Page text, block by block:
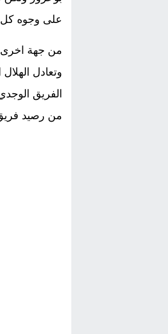
على وجوه كل
من جهة اخرى
وتعادل
الفريق
من رصيد فريق